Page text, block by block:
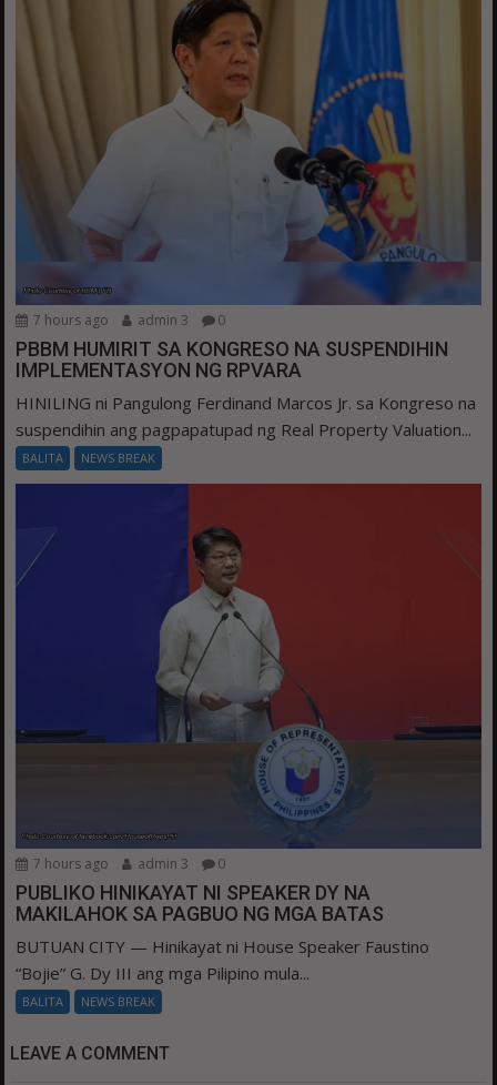
7 hours ago admin 3 0
PBBM HUMIRIT SA KONGRESO NA SUSPENDIHIN
IMPLEMENTASYON NG RPVARA
HINILING ni Pangulong Ferdinand Marcos Jr. sa Kongreso na
suspendihin ang pagpapatupad ng Real Property Valuation...
BALITA NEWS BREAK
7 hours ago admin 3 0
PUBLIKO HINIKAYAT NI SPEAKER DY NA
MAKILAHOK SA PAGBUO NG MGA BATAS
BUTUAN CITY — Hinikayat ni House Speaker Faustino
“Bojie” G. Dy III ang mga Pilipino mula...
BALITA NEWS BREAK
LEAVE A COMMENT